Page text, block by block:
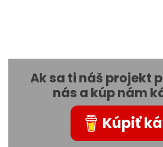
Ak sa ti náš projekt
nás a kúp nám
Kúpiť